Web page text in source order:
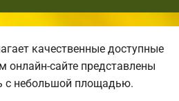
качественные доступные
онлайн-сайте представлены
с небольшой площадью.